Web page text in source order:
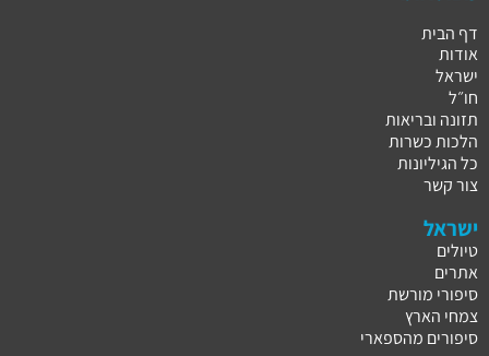
דף הבית
אודות
ישראל
חו״ל
תזונה ובריאות
הלכות כשרות
כל הגיליונות
צור קשר
ישראל
טיולים
אתרים
סיפורי מורשת
צמחי הארץ
סיפורים מהספארי